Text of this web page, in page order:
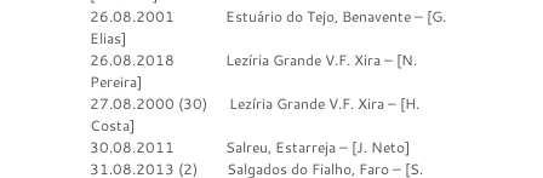
26.08.2001 Estuário do Tejo, Benavente – [G.
Elias]
26.08.2018 Lezíria Grande V.F. Xira – [N.
Pereira]
27.08.2000 (30) Lezíria Grande V.F. Xira – [H.
Costa]
30.08.2011 Salreu, Estarreja – [J. Neto]
31.08.2013 (2) Salgados do Fialho, Faro – [S.